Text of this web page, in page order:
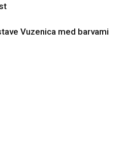
Vuzenica med barvami